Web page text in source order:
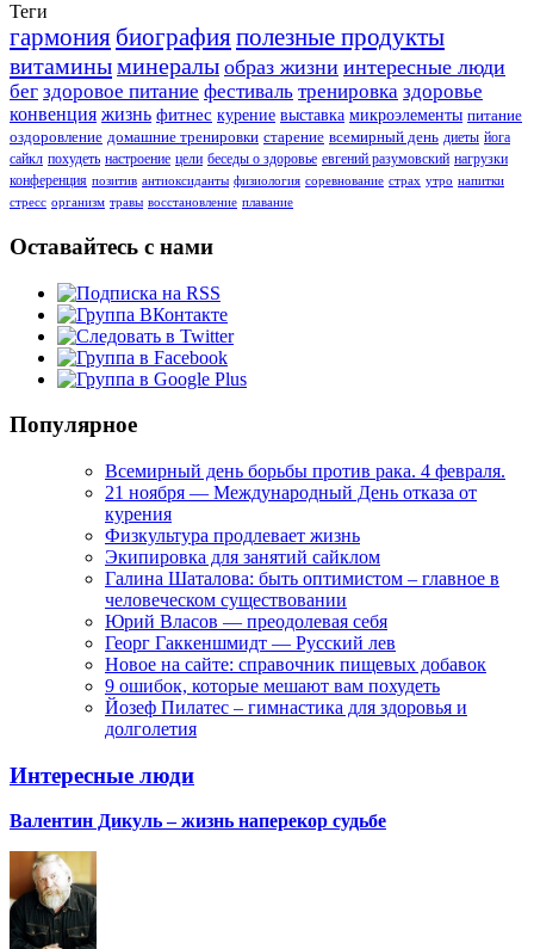
Теги
гармония биографияполезные продукты
витаминыминералы образ жизни интересные люди
бег здоровое питание фестиваль тренировка здоровье
конвенция жизнь фитнес курение выставка микроэлементы питание
оздоровление домашние тренировки старение всемирный день диеты йога
сайкл похудеть настроение цели беседы о здоровье евгений разумовский нагрузки
конференция позитив антиоксиданты физиология соревнование страх утро напитки
стресс организм травы восстановление плавание
Оставайтесь с нами
Популярное
Всемирный день борьбы против рака. 4 февраля.
21 ноября — Международный День отказа от
курения
Физкультура продлевает жизнь
Экипировка для занятий сайклом
Галина Шаталова: быть оптимистом – главное в
человеческом существовании
Юрий Власов — преодолевая себя
Георг Гаккеншмидт — Русский лев
Новое на сайте: справочник пищевых добавок
9 ошибок, которые мешают вам похудеть
Йозеф Пилатес – гимнастика для здоровья и
долголетия
Интересные люди
Валентин Дикуль – жизнь наперекор судьбе